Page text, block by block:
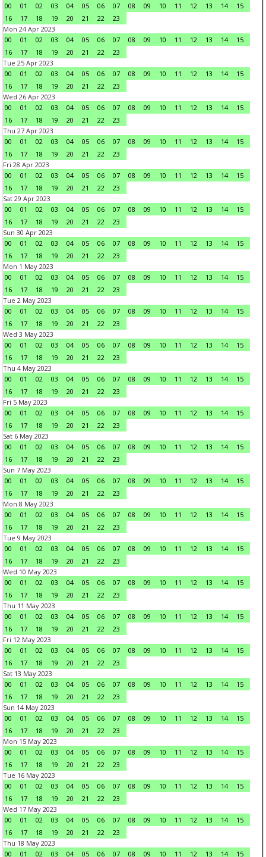
00
01 02 03 04 05 06 07 08 09 10 11 12 13 14
15
16
17 18 19 20 21 22
23
Mon 24 Apr 2023
00
01 02 03 04 05 06 07 08 09 10 11 12 13 14
15
16
17 18 19 20 21 22
23
Tue 25 Apr 2023
00
01 02 03 04 05 06 07 08 09 10 11 12 13 14
15
16
17 18 19 20 21 22
23
Wed 26 Apr 2023
00
01 02 03 04 05 06 07 08 09 10 11 12 13 14
15
16
17 18 19 20 21 22
23
Thu 27 Apr 2023
00
01 02 03 04 05 06 07 08 09 10 11 12 13 14
15
16
17 18 19 20 21 22
23
Fri 28 Apr 2023
00
01 02 03 04 05 06 07 08 09 10 11 12 13 14
15
16
17 18 19 20 21 22
23
Sat 29 Apr 2023
00
01 02 03 04 05 06 07 08 09 10 11 12 13 14
15
16
17 18 19 20 21 22
23
Sun 30 Apr 2023
00
01 02 03 04 05 06 07 08 09 10 11 12 13 14
15
16
17 18 19 20 21 22
23
Mon 1 May 2023
00
01 02 03 04 05 06 07 08 09 10 11 12 13 14
15
16
17 18 19 20 21 22
23
Tue 2 May 2023
00
01 02 03 04 05 06 07 08 09 10 11 12 13 14
15
16
17 18 19 20 21 22
23
Wed 3 May 2023
00
01 02 03 04 05 06 07 08 09 10 11 12 13 14
15
16
17 18 19 20 21 22
23
Thu 4 May 2023
00
01 02 03 04 05 06 07 08 09 10 11 12 13 14
15
16
17 18 19 20 21 22
23
Fri 5 May 2023
00
01 02 03 04 05 06 07 08 09 10 11 12 13 14
15
16
17 18 19 20 21 22
23
Sat 6 May 2023
00
01 02 03 04 05 06 07 08 09 10 11 12 13 14
15
16
17 18 19 20 21 22
23
Sun 7 May 2023
00
01 02 03 04 05 06 07 08 09 10 11 12 13 14
15
16
17 18 19 20 21 22
23
Mon 8 May 2023
00
01 02 03 04 05 06 07 08 09 10 11 12 13 14
15
16
17 18 19 20 21 22
23
Tue 9 May 2023
00
01 02 03 04 05 06 07 08 09 10 11 12 13 14
15
16
17 18 19 20 21 22
23
Wed 10 May 2023
00
01 02 03 04 05 06 07 08 09 10 11 12 13 14
15
16
17 18 19 20 21 22
23
Thu 11 May 2023
00
01 02 03 04 05 06 07 08 09 10 11 12 13 14
15
16
17 18 19 20 21 22
23
Fri 12 May 2023
00
01 02 03 04 05 06 07 08 09 10 11 12 13 14
15
16
17 18 19 20 21 22
23
Sat 13 May 2023
00
01 02 03 04 05 06 07 08 09 10 11 12 13 14
15
16
17 18 19 20 21 22
23
Sun 14 May 2023
00
01 02 03 04 05 06 07 08 09 10 11 12 13 14
15
16
17 18 19 20 21 22
23
Mon 15 May 2023
00
01 02 03 04 05 06 07 08 09 10 11 12 13 14
15
16
17 18 19 20 21 22
23
Tue 16 May 2023
00
01 02 03 04 05 06 07 08 09 10 11 12 13 14
15
16
17 18 19 20 21 22
23
Wed 17 May 2023
00
01 02 03 04 05 06 07 08 09 10 11 12 13 14
15
16
17 18 19 20 21 22
23
Thu 18 May 2023
00
01 02 03 04 05 06 07 08 09 10 11 12 13 14 15